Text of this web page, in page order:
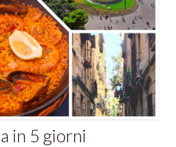
in 5 giorni